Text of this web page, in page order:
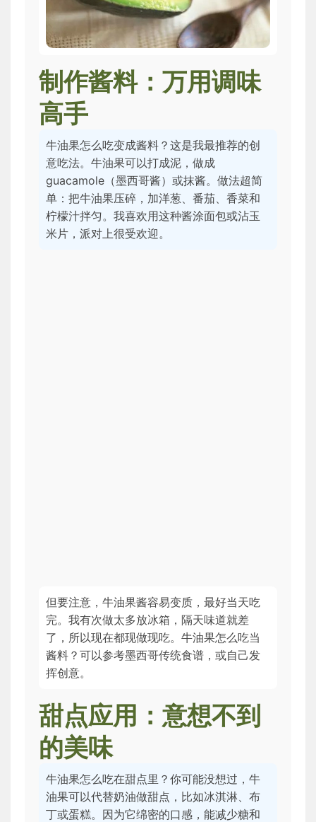
制作酱料：万用调味
高手
牛油果怎么吃变成酱料？这是我最推荐的创
意吃法。牛油果可以打成泥，做成
guacamole（墨西哥酱）或抹酱。做法超简
单：把牛油果压碎，加洋葱、番茄、香菜和
柠檬汁拌匀。我喜欢用这种酱涂面包或沾玉
米片，派对上很受欢迎。
但要注意，牛油果酱容易变质，最好当天吃
完。我有次做太多放冰箱，隔天味道就差
了，所以现在都现做现吃。牛油果怎么吃当
酱料？可以参考墨西哥传统食谱，或自己发
挥创意。
甜点应用：意想不到
的美味
牛油果怎么吃在甜点里？你可能没想过，牛
油果可以代替奶油做甜点，比如冰淇淋、布
丁或蛋糕。因为它绵密的口感，能减少糖和